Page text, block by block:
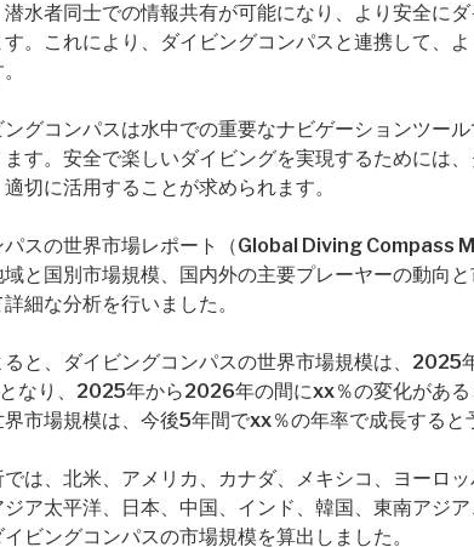
水者同士での情報共有が可能になり、より安全に
す。これにより、ダイビングコンパスと連携して、
グコンパスは水中での重要なナビゲーションツー
す。安全で楽しいダイビングを実現するためには
切に活用することが求められます。
パスの世界市場レポート（Global Diving Compass
と国別市場規模、国内外の主要プレーヤーの動向
細な分析を行いました。
ると、ダイビングコンパスの世界市場規模は、
なり、2025年から2026年の間にxx％の変化がある
市場規模は、今後5年間でxx％の年率で成長すると
は、北米、アメリカ、カナダ、メキシコ、ヨーロ
ア太平洋、日本、中国、インド、韓国、東南アジ
ビングコンパスの市場規模を算出しました。